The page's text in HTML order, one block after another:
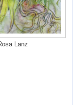
Lanz